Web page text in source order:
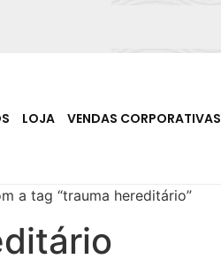
LOJA VENDAS CORPORATIVAS
a tag “trauma hereditário”